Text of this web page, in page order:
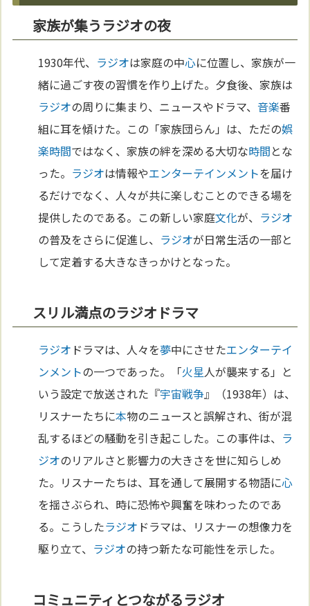
家族が集うラジオの夜
1930年代、 ラジオは家庭の中心に位置し、家族が一
緒に過ごす夜の習慣を作り上げた。夕食後、家族は
ラジオの周りに集まり、ニュースやドラマ、音楽番
組に耳を傾けた。この「家族団らん」は、ただの娯
楽時間ではなく、家族の絆を深める大切な時間とな
った。 ラジオは情報やエンターテインメントを届け
るだけでなく、人々が共に楽しむことのできる場を
提供したのである。この新しい家庭文化が、 ラジオ
の普及をさらに促進し、 ラジオが日常生活の一部と
して定着する大きなきっかけとなった。
スリル満点のラジオドラマ
ラジオ ドラマは、人々を夢中にさせたエンターテイ
ンメントの一つであった。「火星人が襲来する」と
いう設定で放送された『宇宙戦争』（1938年）は、
リスナーたちに本物のニュースと誤解され、街が混
乱するほどの騒動を引き起こした。この事件は、 ラ
ジオのリアルさと影響力の大きさを世に知らしめ
た。リスナーたちは、耳を通して展開する物語に心
を揺さぶられ、時に恐怖や興奮を味わったのであ
る。こうしたラジオ ドラマは、リスナーの想像力を
駆り立て、 ラジオの持つ新たな可能性を示した。
コミュニティとつながるラジオ